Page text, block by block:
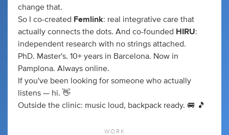
change that.
So I co-created Femlink: real integrative care that
actually connects the dots. And co-founded HIRU:
independent research with no strings attached.
PhD. Master's. 10+ years in Barcelona. Now in
Pamplona. Always online.
If you've been looking for someone who actually
listens — hi. 👋
Outside the clinic: music loud, backpack ready. 🚐 🎵
WORK